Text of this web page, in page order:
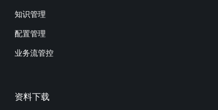
知识管理
配置管理
业务流管控
资料下载